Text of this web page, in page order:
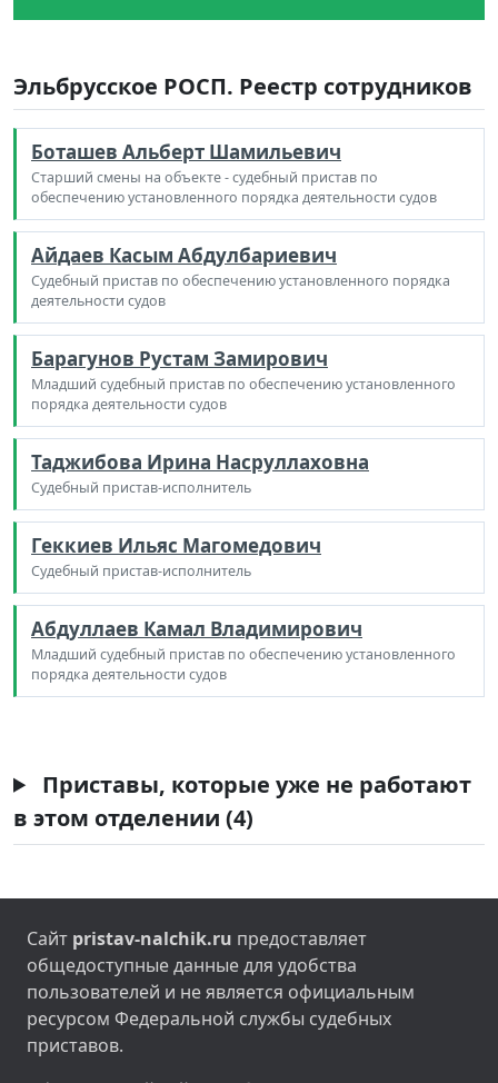
Эльбрусское РОСП. Реестр сотрудников
Боташев Альберт Шамильевич
Старший смены на объекте - судебный пристав по
обеспечению установленного порядка деятельности судов
Айдаев Касым Абдулбариевич
Судебный пристав по обеспечению установленного порядка
деятельности судов
Барагунов Рустам Замирович
Младший судебный пристав по обеспечению установленного
порядка деятельности судов
Таджибова Ирина Насруллаховна
Судебный пристав-исполнитель
Геккиев Ильяс Магомедович
Судебный пристав-исполнитель
Абдуллаев Камал Владимирович
Младший судебный пристав по обеспечению установленного
порядка деятельности судов
Приставы, которые уже не работают
в этом отделении (4)
Сайт pristav-nalchik.ru предоставляет
общедоступные данные для удобства
пользователей и не является официальным
ресурсом Федеральной службы судебных
приставов.